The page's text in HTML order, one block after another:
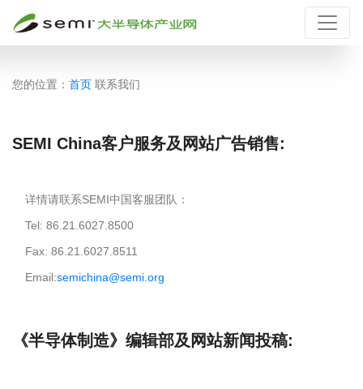
您的位置： 首页 联系我们
SEMI China客户服务及网站广告销售:
详情请联系SEMI中国客服团队：
Tel: 86.21.6027.8500
Fax: 86.21.6027.8511
Email:semichina@semi.org
《半导体制造》编辑部及网站新闻投稿: